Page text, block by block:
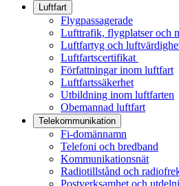
Luftfart
Flygpassagerade
Lufttrafik, flygplatser och
Luftfartyg och
Luftfartscertifikat
Författningar inom luftfart
Luftfartssäkerhet
Utbildning inom luftfarten
Obemannad luftfart
Telekommunikation
Fi-domännamn
Telefoni och bredband
Kommunikationsnät
Radiotillstånd och
Postverksamhet och